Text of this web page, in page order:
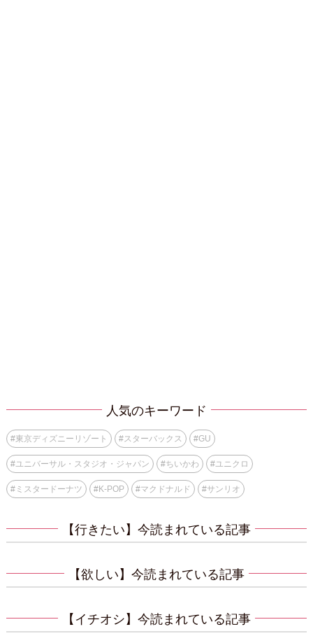
人気のキーワード
#東京ディズニーリゾート #スターバックス #GU
#ユニバーサル・スタジオ・ジャパン #ちいかわ #ユニクロ
#ミスタードーナツ #K-POP #マクドナルド #サンリオ
【行きたい】今読まれている記事
【欲しい】今読まれている記事
【イチオシ】今読まれている記事